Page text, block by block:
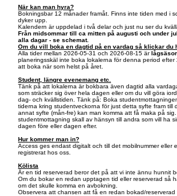
När kan man hyra?
Bokningsbar 12 månader framåt. Finns inte tiden med i
dyker upp.
Kalendern är uppdelad i två delar och just nu ser du
Från midsommar till ca mitten på augusti och under
alla dagar - se schemat.
Om du vill boka en dagtid på en vardag så klickar du
Alla tider mellan 2026-05-31 och 2026-08-15 är
planeringsskäl inte boka lokalerna för denna period efter
att boka när som helst på året.
Student, längre evenemang etc.
Tänk på att lokalerna är bokbara även dagtid alla
som sträcker sig över hela dagen eller om du vill göra
dag- och kvällstiden. Tänk på: Boka
tiderna kring studentveckorna för just detta syfte fram till
annat syfte (mån-fre) kan man komma att få maka på
studentmottagning skall av hänsyn till andra som vill ha
dagen före eller dagen efter.
Hur kommer man in?
Access ges endast digitalt och till det mobilnummer eller
registrerat hos oss.
Kölista
Är en tid reserverad beror det på att vi inte ännu hunnit
Om du bokar en redan upptagen tid eller reserverad så
om det skulle komma en avbokning.
Observera att chansen att få en redan bokad/reserverad